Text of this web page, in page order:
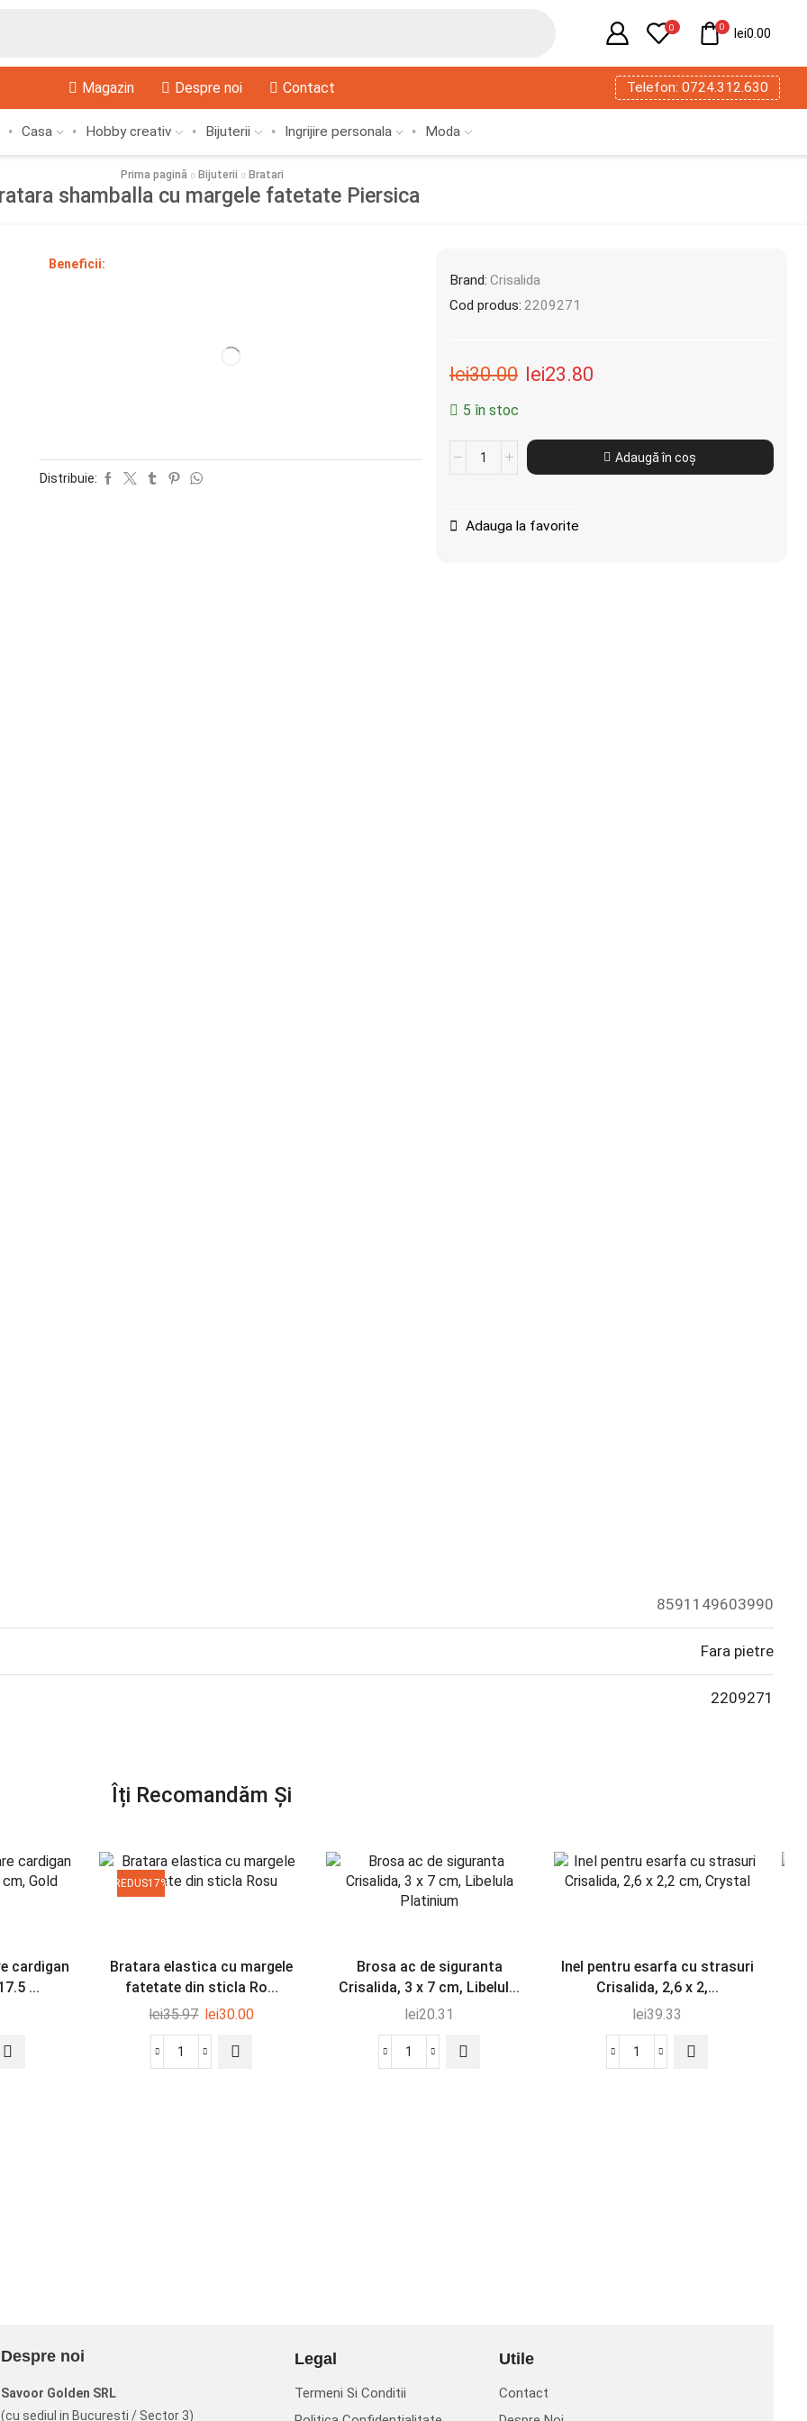
0 0 lei0.00
Magazin Despre noi Contact Telefon: 0724.312.630
Casa Hobby creativ Bijuterii Ingrijire personala Moda
Prima pagină Bijuterii Bratari
shamballa cu margele fatetate Piersica
Beneficii:
Distribuie:
Brand: Crisalida
Cod produs: 2209271
lei30.00 lei23.80
5 în stoc
Adaugă în coș
Adauga la favorite
8591149603990
Fara pietre
2209271
Îți Recomandăm Și
cardigan
...
REDUS17%
Bratara elastica cu margele
fatetate din sticla Ro...
lei35.97 lei30.00
Brosa ac de siguranta
Crisalida, 3 x 7 cm, Libelul...
lei20.31
Inel pentru esarfa cu strasuri
Crisalida, 2,6 x 2,...
lei39.33
Despre noi
Savoor Golden SRL
(cu sediul in Bucuresti / Sector 3)
Legal
Termeni Si Conditii
Utile
Contact